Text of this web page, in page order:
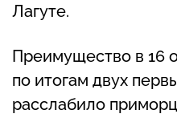
Лагуте.
Преимущество в 16
по итогам двух
расслабило